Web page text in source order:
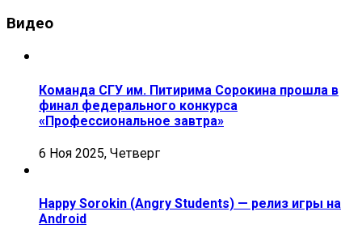
Видео
Команда СГУ им. Питирима Сорокина прошла в
финал федерального конкурса
«Профессиональное завтра»
6 Ноя 2025, Четверг
Happy Sorokin (Angry Students) — релиз игры на
Android